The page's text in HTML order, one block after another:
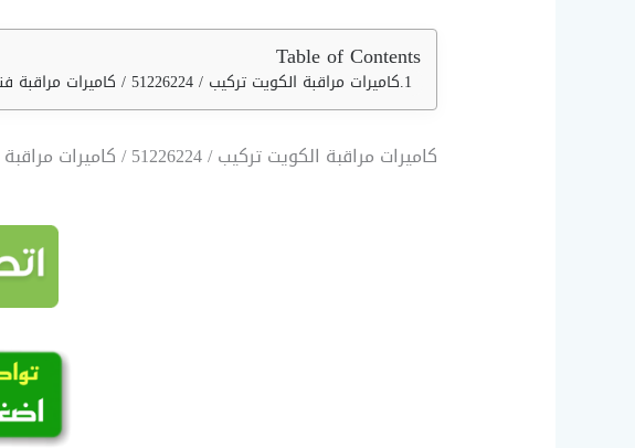
Table of Contents
كاميرات مراقبة الكويت تركيب / 51226224 / كاميرات مراقبة فني
كاميرات مراقبة الكويت تركيب / 51226224 / كاميرات مراقبة فني